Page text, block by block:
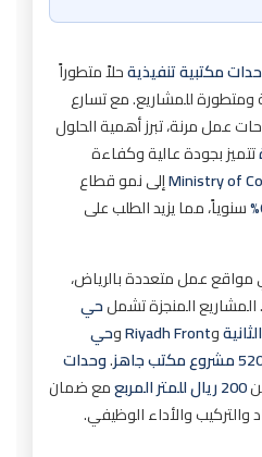
(يوم إلى يومين)
(1-2 يوم)
جاهزة في الرياض
في الرياض
في المنطقة
مكتبية تنفيذيةحلاً متطوراً
للمشاريع. مع تسارع
عمل مرنة، تبرز أهمية الحلول
تتميز بجودة عالية وكفاءة
Ministry ofإلى نمو قطاع
سنوياً، مما يزيد الطلب على
مواقع عمل متعددة بالرياض،
. المشاريع المنجزة تشملحي
وRiyadh Frontوحي
مكتب جاهز .وحدات
200 ريال للمتر المربع
مع ضمان
والأداء الوظيفي.